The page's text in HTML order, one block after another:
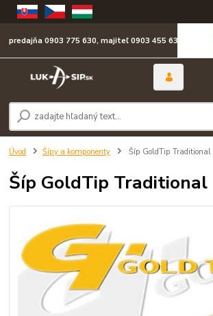
predajňa 0903 775 630, majiteľ 0903 455 630
Úvod Šípy a komponenty Šíp GoldTip
Šíp GoldTip